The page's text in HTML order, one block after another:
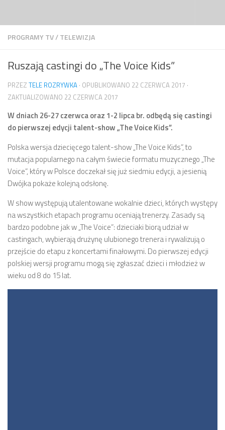
PROGRAMY TV/TELEWIZJA
Ruszają castingi do „The Voice Kids”
PRZEZ TELE ROZRYWKA · OPUBLIKOWANO 22 CZERWCA 2017 ·
ZAKTUALIZOWANO 22 CZERWCA 2017
W dniach 26-27 czerwca oraz 1-2 lipca br. odbędą się castingi
do pierwszej edycji talent-show „The Voice Kids”.
Polska wersja dziecięcego talent-show „The Voice Kids”, to
mutacja popularnego na całym świecie formatu muzycznego „The
Voice”, który w Polsce doczekał się już siedmiu edycji, a jesienią
Dwójka pokaże kolejną odsłonę.
W show występują utalentowane wokalnie dzieci, których występy
na wszystkich etapach programu oceniają trenerzy. Zasady są
bardzo podobne jak w „The Voice”: dzieciaki biorą udział w
castingach, wybierają drużynę ulubionego trenera i rywalizują o
przejście do etapu z koncertami finałowymi. Do pierwszej edycji
polskiej wersji programu mogą się zgłaszać dzieci i młodzież w
wieku od 8 do 15 lat.